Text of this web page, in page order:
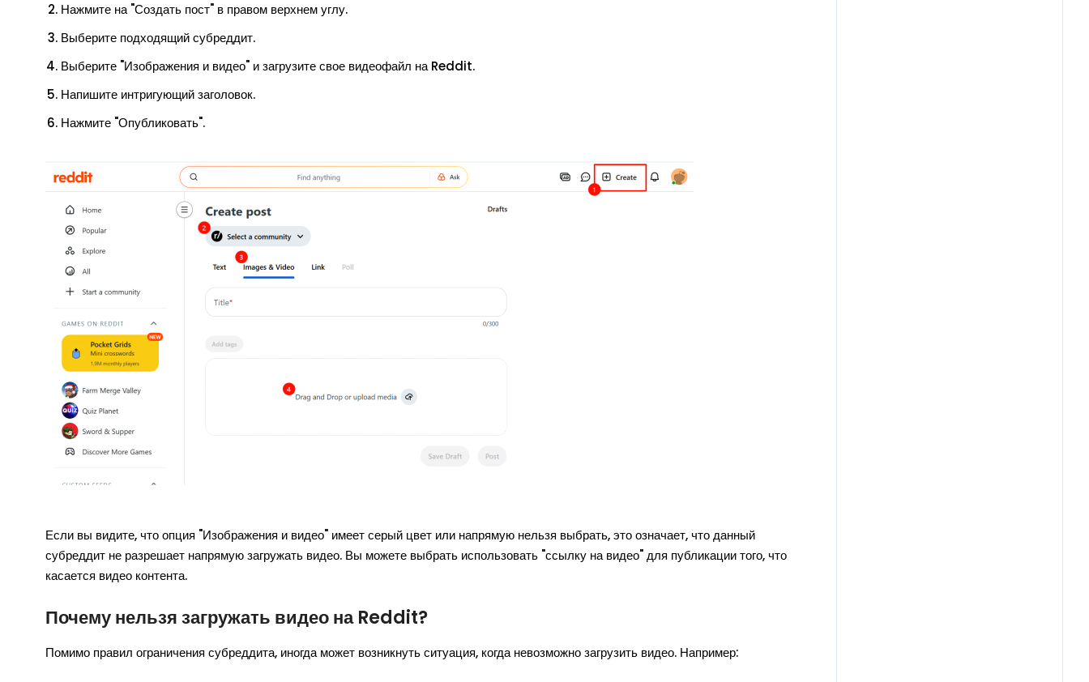
Нажмите на "Создать пост" в правом верхнем углу.
Выберите подходящий субреддит.
Выберите "Изображения и видео" и загрузите свое видеофайл на Reddit.
Напишите интригующий заголовок.
Нажмите "Опубликовать".
Если вы видите, что опция "Изображения и видео" имеет серый цвет или напрямую нельзя выбрать, это означает, что данный
субреддит не разрешает напрямую загружать видео. Вы можете выбрать использовать "ссылку на видео" для публикации того, что
касается видео контента.
Почему нельзя загружать видео на Reddit?
Помимо правил ограничения субреддита, иногда может возникнуть ситуация, когда невозможно загрузить видео. Например: